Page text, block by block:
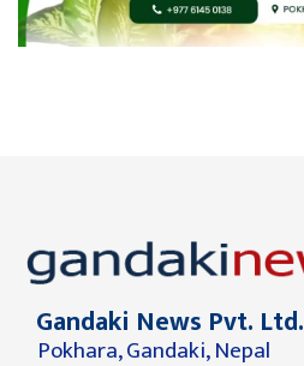
Gandaki News Pvt. Ltd.
Pokhara, Gandaki, Nepal